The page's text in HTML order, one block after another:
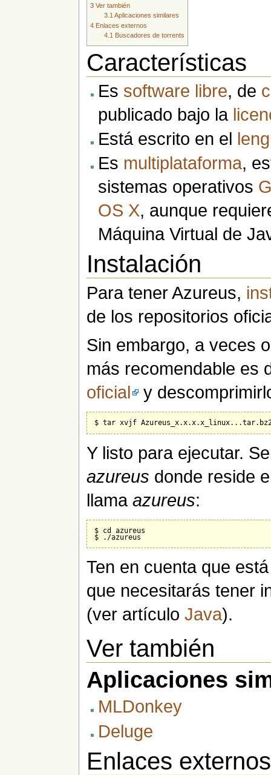
3 Ver también
3.1 Aplicaciones similares
4 Enlaces externos
4.1
Buscadores de torrents
Características
Es software libre, de
publicado bajo la
Está escrito en el
Es multiplataforma,
sistemas operativos
OS X, aunque
Máquina Virtual de
Instalación
Para tener Azureus,
de los repositorios
Sin embargo, a veces
más recomendable es
oficial
y
Y listo para ejecutar.
azureus donde reside
llamaazureus:
$ cd azureus
Ten en cuenta que
que necesitarás tener
(ver artículoJava).
Ver también
Aplicaciones
MLDonkey
Deluge
Enlaces externos